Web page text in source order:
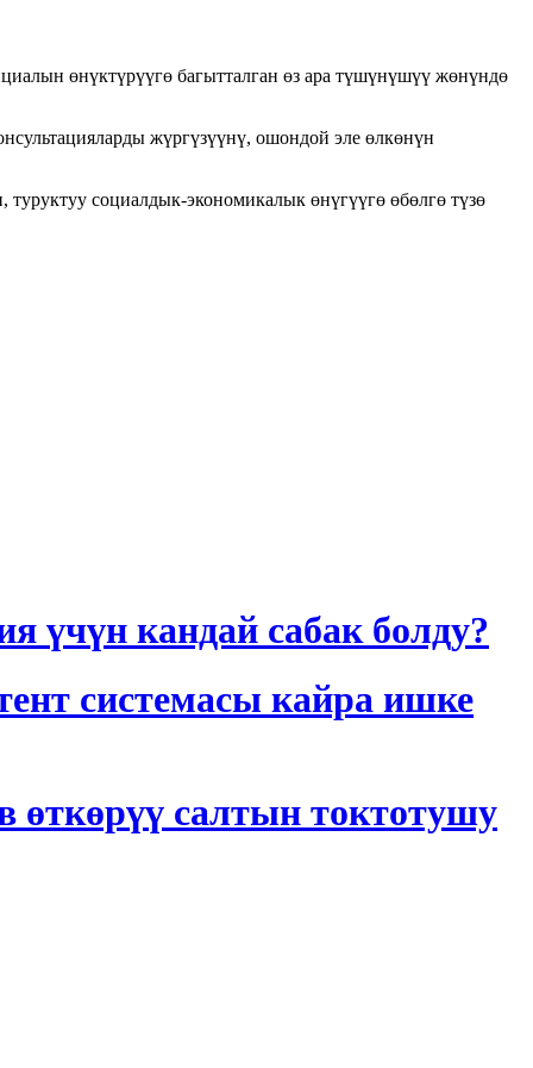
өнүктүрүүгө багытталган өз ара түшүнүшүү жөнүндө
жүргүзүүнү, ошондой эле өлкөнүн
социалдык-экономикалык өнүгүүгө өбөлгө түзө
кандай сабак болду?
системасы кайра ишке
өткөрүү салтын токтотушу